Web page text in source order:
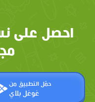
احصل على
حمّل التطبيق من
غوغل بلاي